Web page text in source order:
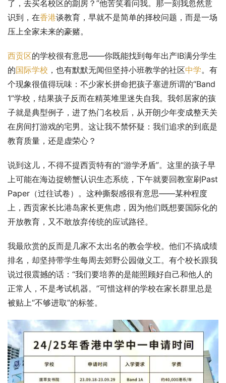
了，去买名校区的劏房？”他苦笑着问我。那一刻我忽然意
识到，在香港谈教育，早就不是简单的择校问题，而是一场
压上全家未来的豪赌。
西贡区的学校很有意思——你既能找到每年出产IB满分学生
的国际学校 ，也有默默无闻但坚持小班教学的社区中学。有
个现象很值得玩味：不少家长拼命把孩子塞进所谓的“Band
1”学校，结果孩子反而在精英堆里迷失自我。我邻居家的孩
子就是典型例子，进了热门名校后，从开朗少年变成整天关
在房间打游戏的宅男。这让我不禁怀疑：我们追求的到底是
教育质量，还是虚荣心？
说到这儿，不得不提西贡特有的“游学矛盾”。这里的孩子早
上可能在海边捉螃蟹认识生态系统，下午就要回教室刷Past
Paper（过往试卷）。这种撕裂感很有意思——某种程度
上，西贡家长比港岛家长更焦虑，因为他们既想要国际化的
开放教育，又不敢放弃传统的应试路径。
我最欣赏的反而是几家不太出名的教会学校。他们不搞成绩
排名，却坚持带学生每周去郊野公园做义工。有个校长跟我
说过很震撼的话：“我们要培养的是能照顾好自己和他人的
正常人，不是考试机器。”可惜这样的学校在家长群里总是
被贴上“不够进取”的标签。